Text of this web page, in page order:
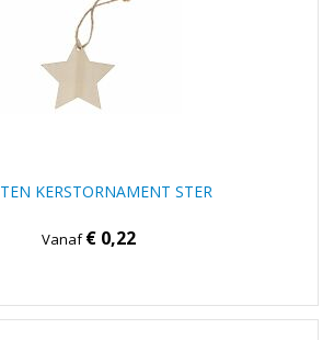
KERSTORNAMENT STER
Vanaf€ 0,22